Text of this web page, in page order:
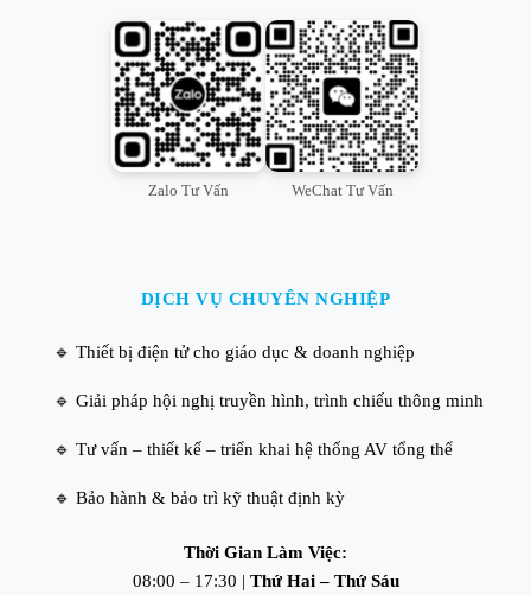
Zalo Tư Vấn WeChat Tư Vấn
DỊCH VỤ CHUYÊN NGHIỆP
🔹 Thiết bị điện tử cho giáo dục & doanh nghiệp
🔹 Giải pháp hội nghị truyền hình, trình chiếu thông minh
🔹 Tư vấn – thiết kế – triển khai hệ thống AV tổng thể
🔹 Bảo hành & bảo trì kỹ thuật định kỳ
Thời Gian Làm Việc:
08:00 – 17:30 | Thứ Hai – Thứ Sáu